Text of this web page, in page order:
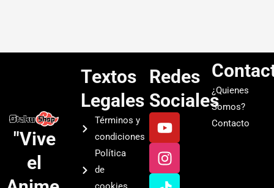
"Vive
el
Textos
Legales
Términos y
condiciones
Política
de
Redes
Sociales
Y
o
u
t
u
I
n
s
t
a
T
i
k
t
o
S
p
o
t
i
¿Quienes
Somos?
Contacto